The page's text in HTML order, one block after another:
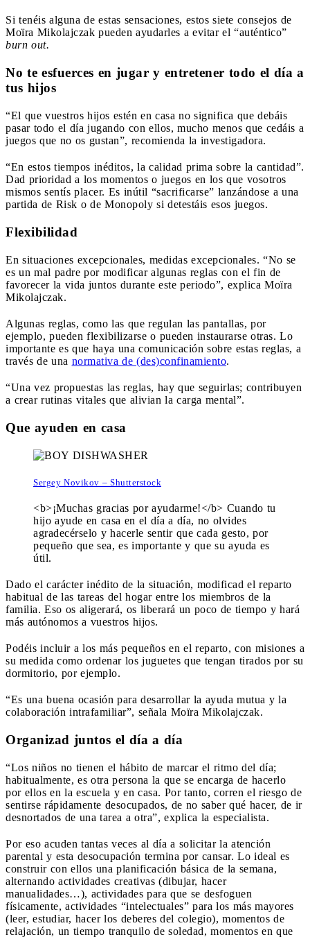
Si tenéis alguna de estas sensaciones, estos siete consejos de
Moïra Mikolajczak pueden ayudarles a evitar el “auténtico”
burn out.
No te esfuerces en jugar y entretener todo el día a
tus hijos
“El que vuestros hijos estén en casa no significa que debáis
pasar todo el día jugando con ellos, mucho menos que cedáis a
juegos que no os gustan”, recomienda la investigadora.
“En estos tiempos inéditos, la calidad prima sobre la cantidad”.
Dad prioridad a los momentos o juegos en los que vosotros
mismos sentís placer. Es inútil “sacrificarse” lanzándose a una
partida de Risk o de Monopoly si detestáis esos juegos.
Flexibilidad
En situaciones excepcionales, medidas excepcionales. “No se
es un mal padre por modificar algunas reglas con el fin de
favorecer la vida juntos durante este periodo”, explica Moïra
Mikolajczak.
Algunas reglas, como las que regulan las pantallas, por
ejemplo, pueden flexibilizarse o pueden instaurarse otras. Lo
importante es que haya una comunicación sobre estas reglas, a
través de una normativa de (des)confinamiento.
“Una vez propuestas las reglas, hay que seguirlas; contribuyen
a crear rutinas vitales que alivian la carga mental”.
Que ayuden en casa
Sergey Novikov – Shutterstock
<b>¡Muchas gracias por ayudarme!</b> Cuando tu
hijo ayude en casa en el día a día, no olvides
agradecérselo y hacerle sentir que cada gesto, por
pequeño que sea, es importante y que su ayuda es
útil.
Dado el carácter inédito de la situación, modificad el reparto
habitual de las tareas del hogar entre los miembros de la
familia. Eso os aligerará, os liberará un poco de tiempo y hará
más autónomos a vuestros hijos.
Podéis incluir a los más pequeños en el reparto, con misiones a
su medida como ordenar los juguetes que tengan tirados por su
dormitorio, por ejemplo.
“Es una buena ocasión para desarrollar la ayuda mutua y la
colaboración intrafamiliar”, señala Moïra Mikolajczak.
Organizad juntos el día a día
“Los niños no tienen el hábito de marcar el ritmo del día;
habitualmente, es otra persona la que se encarga de hacerlo
por ellos en la escuela y en casa. Por tanto, corren el riesgo de
sentirse rápidamente desocupados, de no saber qué hacer, de ir
desnortados de una tarea a otra”, explica la especialista.
Por eso acuden tantas veces al día a solicitar la atención
parental y esta desocupación termina por cansar. Lo ideal es
construir con ellos una planificación básica de la semana,
alternando actividades creativas (dibujar, hacer
manualidades…), actividades para que se desfoguen
físicamente, actividades “intelectuales” para los más mayores
(leer, estudiar, hacer los deberes del colegio), momentos de
relajación, un tiempo tranquilo de soledad, momentos en que